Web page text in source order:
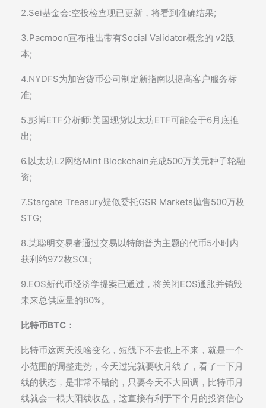
2.Sei基金会:空投检查现已更新，将看到准确结果;
3.Pacmoon宣布推出带有Social Validator概念的 v2版
本;
4.NYDFS为加密货币公司制定新指南以提高客户服务标
准;
5.彭博ETF分析师:美国现货以太坊ETF可能会于6月底推
出;
6.以太坊L2网络Mint Blockchain完成500万美元种子轮融
资;
7.Stargate Treasury疑似委托GSR Markets抛售500万枚
STG;
8.某聪明交易者通过交易以特朗普为主题的代币5小时内
获利约972枚SOL;
9.EOS新代币经济学提案已通过，将关闭EOS通胀并销毁
未来总供应量的80%。
比特币BTC：
比特币这两天没啥变化，短线下不去也上不来，就是一个
小范围的调整走势，今天过完就要收月线了，看了一下月
线的状态，是非常不错的，只要今天不大回调，比特币月
线就会一根大阳线收盘，这直接有利于下个月的投资信心